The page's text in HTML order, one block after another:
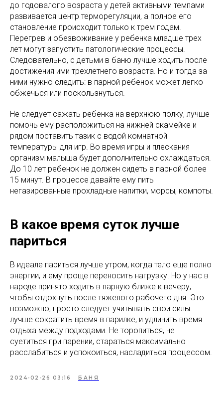
до годовалого возраста у детей активными темпами
развивается центр терморегуляции, а полное его
становление происходит только к трем годам.
Перегрев и обезвоживание у ребенка младше трех
лет могут запустить патологические процессы.
Следовательно, с детьми в баню лучше ходить после
достижения ими трехлетнего возраста. Но и тогда за
ними нужно следить: в парной ребенок может легко
обжечься или поскользнуться.
Не следует сажать ребенка на верхнюю полку, лучше
помочь ему расположиться на нижней скамейке и
рядом поставить тазик с водой комнатной
температуры для игр. Во время игры и плескания
организм малыша будет дополнительно охлаждаться.
До 10 лет ребенок не должен сидеть в парной более
15 минут. В процессе давайте ему пить
негазированные прохладные напитки, морсы, компоты.
В какое время суток лучше
париться
В идеале париться лучше утром, когда тело еще полно
энергии, и ему проще переносить нагрузку. Но у нас в
народе принято ходить в парную ближе к вечеру,
чтобы отдохнуть после тяжелого рабочего дня. Это
возможно, просто следует учитывать свои силы:
лучше сократить время в парилке, и удлинить время
отдыха между подходами. Не торопиться, не
суетиться при парении, стараться максимально
расслабиться и успокоиться, насладиться процессом.
2024-02-26 03:16 БАНЯ